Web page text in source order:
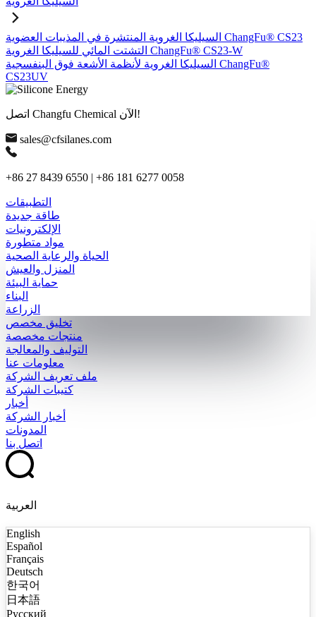
السيليكا الغروية المنتشرة في المذيبات العضوية ChangFu® CS23
التشتت المائي للسيليكا الغروية ChangFu® CS23-W
السيليكا الغروية لأنظمة الأشعة فوق البنفسجية ChangFu®
CS23UV
اتصل Changfu Chemical الآن!
sales@cfsilanes.com
+86 27 8439 6550 | +86 181 6277 0058
التطبيقات
طاقة جديدة
الإلكترونيات
مواد متطورة
الحياة والرعاية الصحية
المنزل والعيش
حماية البيئة
البناء
الزراعة
تخليق مخصص
منتجات مخصصة
التوليف والمعالجة
معلومات عنا
ملف تعريف الشركة
كتيبات الشركة
أخبار
أخبار الشركة
المدونات
اتصل بنا
العربية
English
Español
Français
Deutsch
한국어
日本語
Русский